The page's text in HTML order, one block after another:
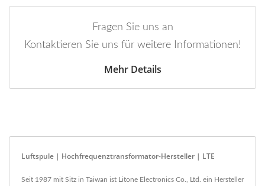
Fragen Sie uns an
Kontaktieren Sie uns für weitere Informationen!
Mehr Details
Luftspule | Hochfrequenztransformator-Hersteller | LTE
Seit 1987 mit Sitz in Taiwan ist Litone Electronics Co., Ltd. ein Hersteller